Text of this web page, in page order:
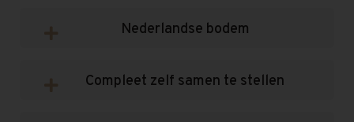
Nederlandse bodem
Compleet zelf samen te stellen